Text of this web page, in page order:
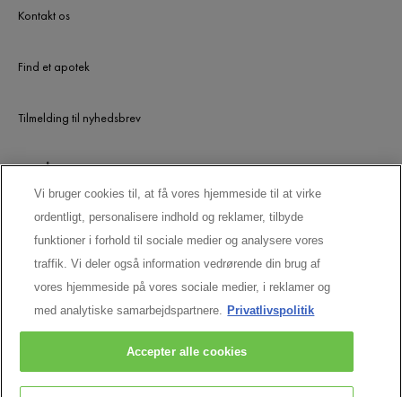
Kontakt os
Find et apotek
Tilmelding til nyhedsbrev
UDGÅEDE PRODUKTER
LAD OS HOLDE KONTAKTEN
Vi bruger cookies til, at få vores hjemmeside til at virke
ordentligt, personalisere indhold og reklamer, tilbyde
funktioner i forhold til sociale medier og analysere vores
traffik. Vi deler også information vedrørende din brug af
vores hjemmeside på vores sociale medier, i reklamer og
med analytiske samarbejdspartnere. Privatlivspolitik
Accepter alle cookies